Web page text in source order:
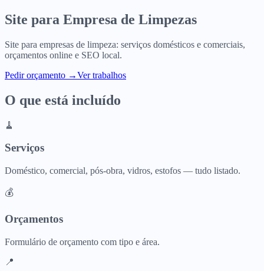
Site para Empresa de Limpezas
Site para empresas de limpeza: serviços domésticos e comerciais,
orçamentos online e SEO local.
Pedir orçamento →Ver trabalhos
O que está incluído
🧹
Serviços
Doméstico, comercial, pós-obra, vidros, estofos — tudo listado.
💰
Orçamentos
Formulário de orçamento com tipo e área.
📍